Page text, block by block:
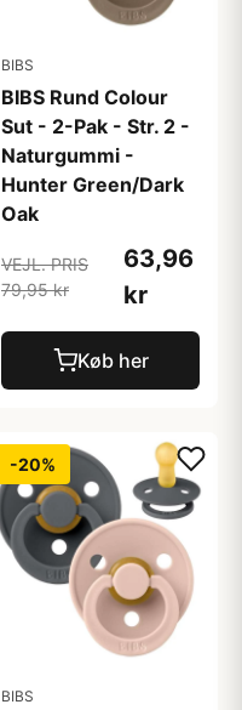
BIBS
BIBS Rund Colour
Sut - 2-Pak - Str. 2 -
Naturgummi -
Hunter Green/Dark
Oak
VEJL. PRIS
79,95 kr
63,96
kr
Køb her
-20%
BIBS